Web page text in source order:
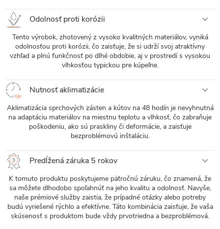
Odolnosť proti korózii
Tento výrobok, zhotovený z vysoko kvalitných materiálov, vyniká
odolnosťou proti korózii, čo zaisťuje, že si udrží svoj atraktívny
vzhľad a plnú funkčnosť po dlhé obdobie, aj v prostredí s vysokou
vlhkosťou typickou pre kúpeľne.
Nutnosť aklimatizácie
Aklimatizácia sprchových zásten a kútov na 48 hodín je nevyhnutná
na adaptáciu materiálov na miestnu teplotu a vlhkosť, čo zabraňuje
poškodeniu, ako sú praskliny či deformácie, a zaisťuje
bezproblémovú inštaláciu.
Predĺžená záruka 5 rokov
K tomuto produktu poskytujeme päťročnú záruku, čo znamená, že
sa môžete dlhodobo spoľahnúť na jeho kvalitu a odolnosť. Navyše,
naše prémiové služby zaistia, že prípadné otázky alebo potreby
budú vyriešené rýchlo a efektívne. Táto kombinácia zaisťuje, že vaša
skúsenosť s produktom bude vždy prvotriedna a bezproblémová.